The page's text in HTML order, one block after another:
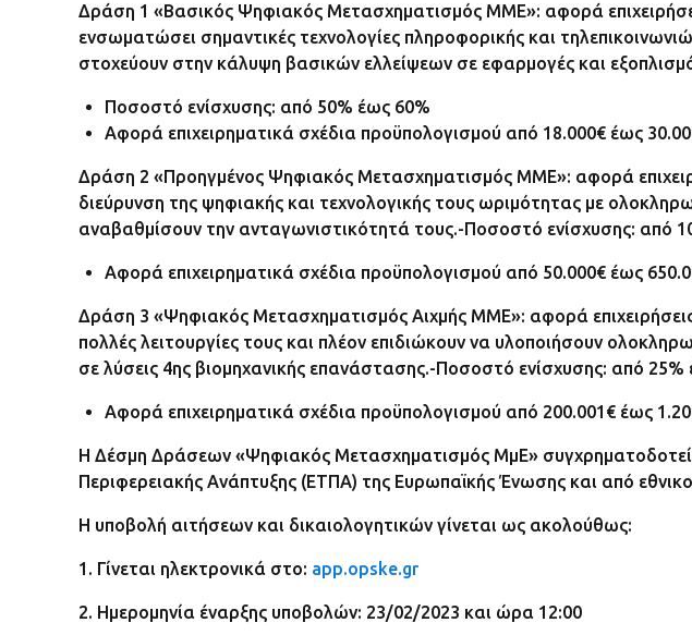
Δράση 1 «Βασικός Ψηφιακός Μετασχηματισμός ΜΜΕ»: αφορά
ενσωματώσει σημαντικές τεχνολογίες πληροφορικής και
στοχεύουν στην κάλυψη βασικών ελλείψεων σε εφαρμογές και
Ποσοστό ενίσχυσης: από 50% έως 60%
Αφορά επιχειρηματικά σχέδια προϋπολογισμού από 18.000€ έως
Δράση 2 «Προηγμένος Ψηφιακός Μετασχηματισμός ΜΜΕ»: αφορά
διεύρυνση της ψηφιακής και τεχνολογικής τους ωριμότητας με
αναβαθμίσουν την ανταγωνιστικότητά τους.-Ποσοστό ενίσχυσης: από
Αφορά επιχειρηματικά σχέδια προϋπολογισμού από 50.000€ έως
Δράση 3 «Ψηφιακός Μετασχηματισμός Αιχμής ΜΜΕ»: αφορά
πολλές λειτουργίες τους και πλέον επιδιώκουν να υλοποιήσουν
σε λύσεις 4ης βιομηχανικής επανάστασης.-Ποσοστό ενίσχυσης: από 25%
Αφορά επιχειρηματικά σχέδια προϋπολογισμού από 200.001€ έως
Η Δέσμη Δράσεων «Ψηφιακός Μετασχηματισμός ΜμΕ»
Περιφερειακής Ανάπτυξης (ΕΤΠΑ) της Ευρωπαϊκής Ένωσης και από
Η υποβολή αιτήσεων και δικαιολογητικών γίνεται ως ακολούθως:
1. Γίνεται ηλεκτρονικά στο: app.opske.gr
2. Ημερομηνία έναρξης υποβολών: 23/02/2023 και ώρα 12:00